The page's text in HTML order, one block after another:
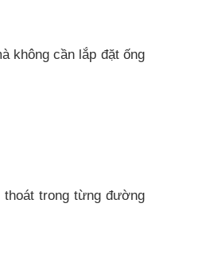
không cần lắp đặt ống
trong từng đường